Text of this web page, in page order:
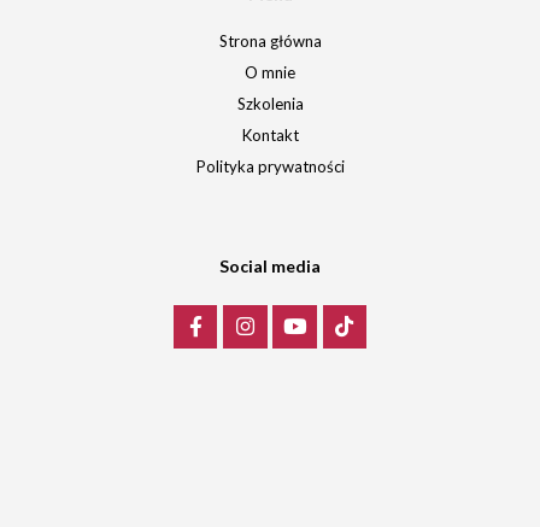
Strona główna
O mnie
Szkolenia
Kontakt
Polityka prywatności
Social media